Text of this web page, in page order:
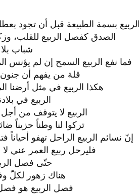
بسمة الطبيعة قبل أن تجود
الصدق كفصل الربيع للقلب،
شباب
فما نفع الربيع السمح إن لم يؤنس
قلة من يفهم أن جنون
هكذا الربيع في مثل أرضنا
الربيع في
الربيع لا يتوقف من أجل
تركوا لنا وطناً حزيناً
إنّ نسائم الربيع الراحل تهفو
فليرحل ربيع العمر عني
حتّى فصل
هناك زهور لكلّ
فصل الربيع هو فصل